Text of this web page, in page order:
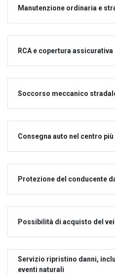
Manutenzione ordinaria e
RCA e copertura assicurativa
Soccorso meccanico
Consegna auto nel centro
Protezione del conducente
Possibilità di acquisto del
Servizio ripristino danni,
eventi naturali